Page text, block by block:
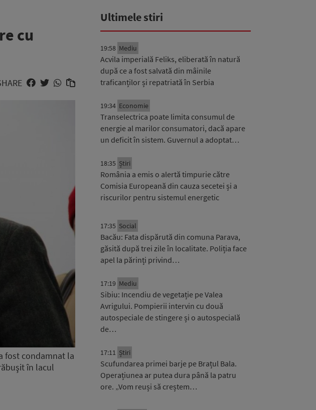
cu
fost condamnat la
în lacul
Ultimele stiri
19:58 Mediu
Acvila imperială Feliks, eliberată în natură
după ce a fost salvată din mâinile
traficanților și repatriată în Serbia
19:34 Economie
Transelectrica poate limita consumul de
energie al marilor consumatori, dacă apare
un deficit în sistem. Guvernul a adoptat…
18:35 Știri
România a emis o alertă timpurie către
Comisia Europeană din cauza secetei și a
riscurilor pentru sistemul energetic
17:35 Social
Bacău: Fata dispărută din comuna Parava,
găsită după trei zile în localitate. Poliția face
apel la părinți privind…
17:19 Mediu
Sibiu: Incendiu de vegetație pe Valea
Avrigului. Pompierii intervin cu două
autospeciale de stingere și o autospecială
de…
17:11 Știri
Scufundarea primei barje pe Brațul Bala.
Operațiunea ar putea dura până la patru
ore. „Vom reuși să creștem…